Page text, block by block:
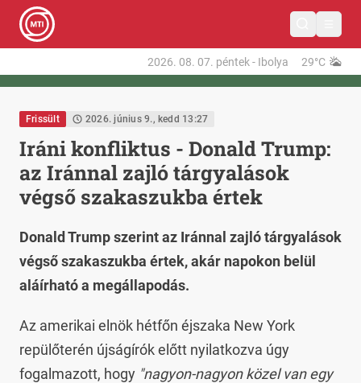
2026. 08. 07. péntek- Ibolya 29°C
Frissült 2026. június 9., kedd 13:27
Iráni konfliktus - Donald Trump:
az Iránnal zajló tárgyalások
végső szakaszukba értek
Donald Trump szerint az Iránnal zajló tárgyalások
végső szakaszukba értek, akár napokon belül
aláírható a megállapodás.
Az amerikai elnök hétfőn éjszaka New York
repülőterén újságírók előtt nyilatkozva úgy
fogalmazott, hogy "nagyon-nagyon közel van egy